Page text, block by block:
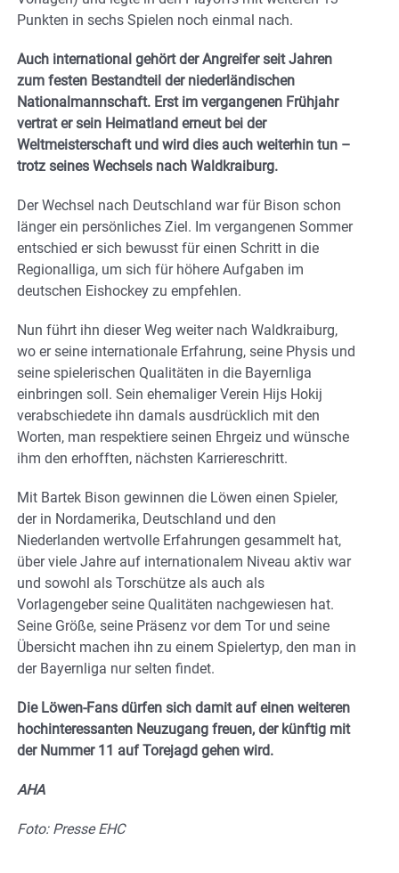
Punkten in sechs Spielen noch einmal nach.
Auch international gehört der Angreifer seit Jahren
zum festen Bestandteil der niederländischen
Nationalmannschaft. Erst im vergangenen Frühjahr
vertrat er sein Heimatland erneut bei der
Weltmeisterschaft und wird dies auch weiterhin tun –
trotz seines Wechsels nach Waldkraiburg.
Der Wechsel nach Deutschland war für Bison schon
länger ein persönliches Ziel. Im vergangenen Sommer
entschied er sich bewusst für einen Schritt in die
Regionalliga, um sich für höhere Aufgaben im
deutschen Eishockey zu empfehlen.
Nun führt ihn dieser Weg weiter nach Waldkraiburg,
wo er seine internationale Erfahrung, seine Physis und
seine spielerischen Qualitäten in die Bayernliga
einbringen soll. Sein ehemaliger Verein Hijs Hokij
verabschiedete ihn damals ausdrücklich mit den
Worten, man respektiere seinen Ehrgeiz und wünsche
ihm den erhofften, nächsten Karriereschritt.
Mit Bartek Bison gewinnen die Löwen einen Spieler,
der in Nordamerika, Deutschland und den
Niederlanden wertvolle Erfahrungen gesammelt hat,
über viele Jahre auf internationalem Niveau aktiv war
und sowohl als Torschütze als auch als
Vorlagengeber seine Qualitäten nachgewiesen hat.
Seine Größe, seine Präsenz vor dem Tor und seine
Übersicht machen ihn zu einem Spielertyp, den man in
der Bayernliga nur selten findet.
Die Löwen-Fans dürfen sich damit auf einen weiteren
hochinteressanten Neuzugang freuen, der künftig mit
der Nummer 11 auf Torejagd gehen wird.
AHA
Foto: Presse EHC